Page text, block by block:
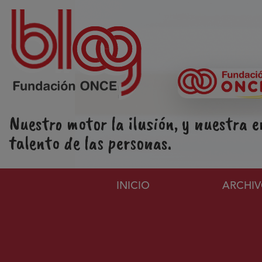
Pasar al contenido principal
Nuestro motor la ilusión, y nuestra
talento de las personas.
Navegación
INICIO